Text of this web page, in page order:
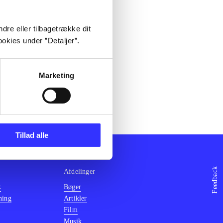
eller tilbagetrække dit
under ”Detaljer”.
Marketing
Tillad alle
Feedback
Afdelinger
Bøger
Artikler
Film
Musik